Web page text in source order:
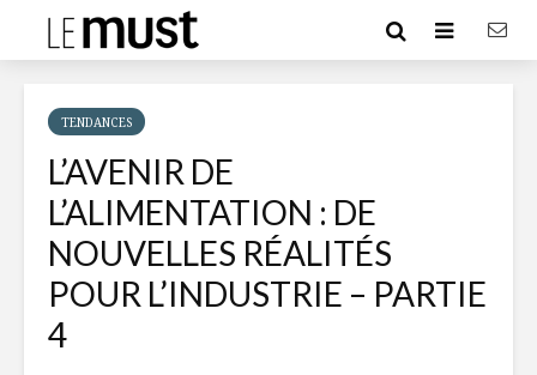
TENDANCES
L’AVENIR DE
L’ALIMENTATION : DE
NOUVELLES RÉALITÉS
POUR L’INDUSTRIE – PARTIE
4